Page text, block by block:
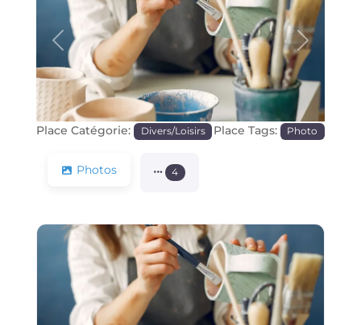
Précédente Prochaine
Place Catégorie: Divers/Loisirs Place Tags: Photo
Photos 4